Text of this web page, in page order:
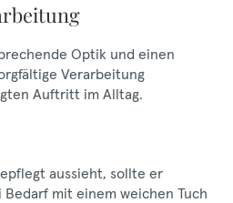
Optik und einen
Verarbeitung
Auftritt im Alltag.
aussieht, sollte er
mit einem weichen Tuch